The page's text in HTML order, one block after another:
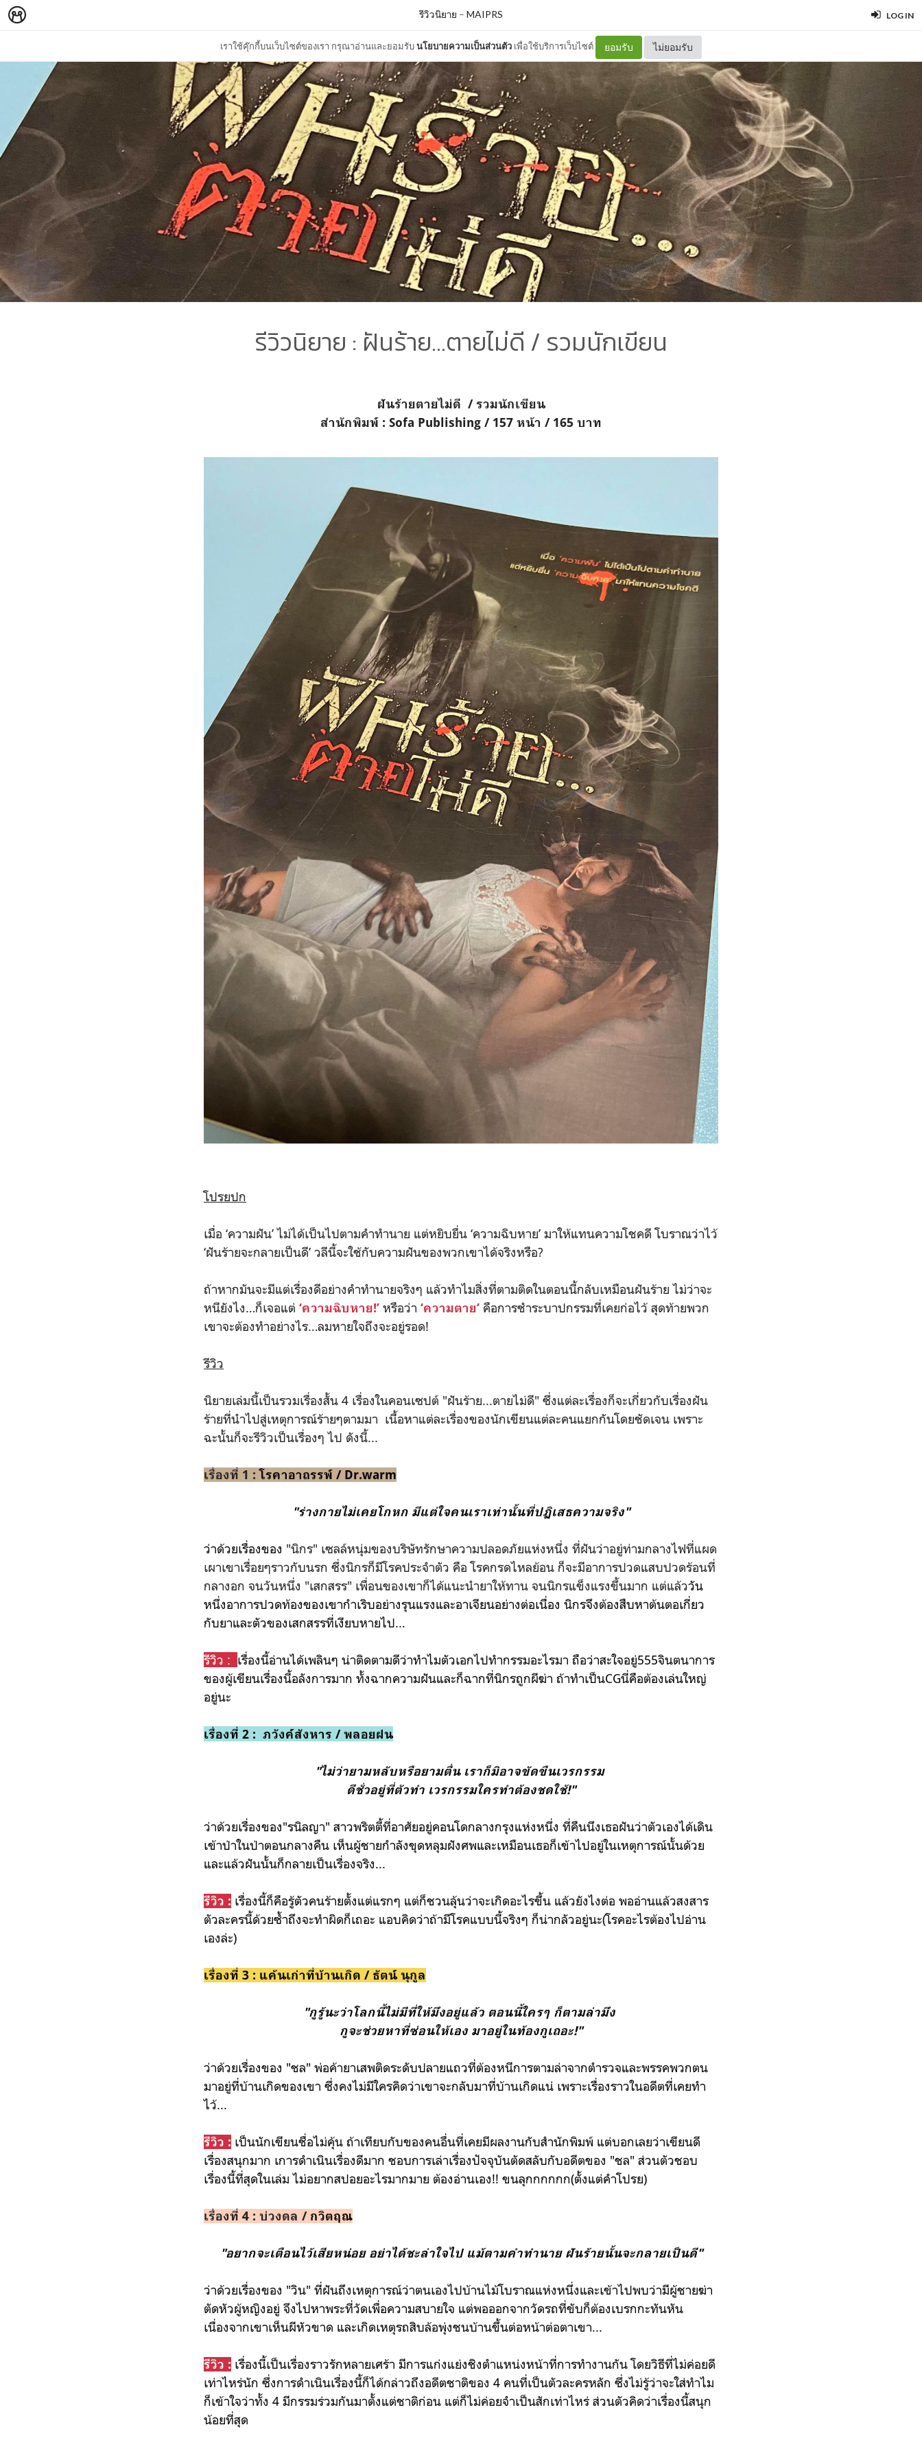
LOG IN
เราใช้คุ๊กกี้บนเว็บไซต์ของเรา กรุณาอ่านและยอมรับนโยบายความเป็นส่วนตัว เพื่อใช้บริการเว็บไซต์ ยอมรับ ไม่ยอมรับ
รีวิวนิยาย – MAIPRS
รีวิวนิยาย : ฝันร้าย...ตายไม่ดี / รวมนักเขียน
ฝันร้ายตายไม่ดี / รวมนักเขียน
สำนักพิมพ์ : Sofa Publishing / 157 หน้า / 165 บาท
โปรยปก
เมื่อ ‘ความฝัน’ ไม่ได้เป็นไปตามคำทำนาย แต่หยิบยื่น ‘ความฉิบหาย’ มาให้แทนความโชคดี โบราณว่าไว้
‘ฝันร้ายจะกลายเป็นดี’ วลีนี้จะใช้กับความฝันของพวกเขาได้จริงหรือ?
ถ้าหากมันจะมีแต่เรื่องดีอย่างคำทำนายจริงๆ แล้วทำไมสิ่งที่ตามติดในตอนนี้กลับเหมือนฝันร้าย ไม่ว่าจะ
หนียังไง…ก็เจอแต่ ‘ความฉิบหาย!’ หรือว่า ‘ความตาย’ คือการชำระบาปกรรมที่เคยก่อไว้ สุดท้ายพวก
เขาจะต้องทำอย่างไร…ลมหายใจถึงจะอยู่รอด!
รีวิว
นิยายเล่มนี้เป็นรวมเรื่องสั้น 4 เรื่องในคอนเซปต์ "ฝันร้าย...ตายไม่ดี" ซึ่งแต่ละเรื่องก็จะเกี่ยวกับเรื่องฝัน
ร้ายที่นำไปสู่เหตุการณ์ร้ายๆตามมา เนื้อหาแต่ละเรื่องของนักเขียนแต่ละคนแยกกันโดยชัดเจน เพราะ
ฉะนั้นก็จะรีวิวเป็นเรื่องๆ ไป ดังนี้...
เรื่องที่ 1 :โรคาอาถรรพ์ / Dr.warm
"ร่างกายไม่เคยโกหก มีแต่ใจคนเราเท่านั้นที่ปฏิเสธความจริง"
ว่าด้วยเรื่องของ "นิกร" เซลล์หนุ่มของบริษัทรักษาความปลอดภัยแห่งหนึ่ง ที่ฝันว่าอยู่ท่ามกลางไฟที่แผด
เผาเขาเรื่อยๆราวกับนรก ซึ่งนิกรก็มีโรคประจำตัว คือ โรคกรดไหลย้อน ก็จะมีอาการปวดแสบปวดร้อนที่
กลางอก จนวันหนึ่ง "เสกสรร" เพื่อนของเขาก็ได้แนะนำยาให้ทาน จนนิกรแข็งแรงขึ้นมาก แต่แล้ววัน
หนึ่งอาการปวดท้องของเขากำเริบอย่างรุนแรงและอาเจียนอย่างต่อเนื่อง นิกรจึงต้องสืบหาต้นตอเกี่ยว
กับยาและตัวของเสกสรรที่เงียบหายไป...
รีวิว : เรื่องนี้อ่านได้เพลินๆ น่าติดตามดีว่าทำไมตัวเอกไปทำกรรมอะไรมา ถือว่าสะใจอยู่555จินตนาการ
ของผู้เขียนเรื่องนี้อลังการมาก ทั้งฉากความฝันและก็ฉากที่นิกรถูกผีฆ่า ถ้าทำเป็นCGนี่คือต้องเล่นใหญ่
อยู่นะ
เรื่องที่ 2 : ภวังค์สังหาร / พลอยฝน
"ไม่ว่ายามหลับหรือยามตื่น เราก็มิอาจขัดขืนเวรกรรม
ดีชั่วอยู่ที่ตัวทำ เวรกรรมใครทำต้องชดใช้!"
ว่าด้วยเรื่องของ"รนิลญา" สาวพริตตี้ที่อาศัยอยู่คอนโดกลางกรุงแห่งหนึ่ง ที่คืนนึงเธอฝันว่าตัวเองได้เดิน
เข้าป่าในป่าตอนกลางคืน เห็นผู้ชายกำลังขุดหลุมฝังศพและเหมือนเธอก็เข้าไปอยู่ในเหตุการณ์นั้นด้วย
และแล้วฝันนั้นก็กลายเป็นเรื่องจริง...
รีวิว : เรื่องนี้ก็คือรู้ตัวคนร้ายตั้งแต่แรกๆ แต่ก็ชวนลุ้นว่าจะเกิดอะไรขึ้น แล้วยังไงต่อ พออ่านแล้วสงสาร
ตัวละครนี้ด้วยซ้ำถึงจะทำผิดก็เถอะ แอบคิดว่าถ้ามีโรคแบบนี้จริงๆ ก็น่ากลัวอยู่นะ(โรคอะไรต้องไปอ่าน
เองล่ะ)
เรื่องที่ 3 : แค้นเก่าที่บ้านเกิด / ธัตน์ นุกูล
"กูรู้นะว่าโลกนี้ไม่มีที่ให้มึงอยู่แล้ว ตอนนี้ใครๆ ก็ตามล่ามึง
กูจะช่วยหาที่ซ่อนให้เอง มาอยู่ในท้องกูเถอะ!"
ว่าด้วยเรื่องของ "ชล" พ่อค้ายาเสพติดระดับปลายแถวที่ต้องหนีการตามล่าจากตำรวจและพรรคพวกตน
มาอยู่ที่บ้านเกิดของเขา ซึ่งคงไม่มีใครคิดว่าเขาจะกลับมาที่บ้านเกิดแน่ เพราะเรื่องราวในอดีตที่เคยทำ
ไว้...
รีวิว : เป็นนักเขียนชื่อไม่คุ้น ถ้าเทียบกับของคนอื่นที่เคยมีผลงานกับสำนักพิมพ์ แต่บอกเลยว่าเขียนดี
เรื่องสนุกมาก เการดำเนินเรื่องดีมาก ชอบการเล่าเรื่องปัจจุบันตัดสลับกับอดีตของ "ชล" ส่วนตัวชอบ
เรื่องนี้ที่สุดในเล่ม ไม่อยากสปอยอะไรมากมาย ต้องอ่านเอง!! ขนลุกกกกกก(ตั้งแต่คำโปรย)
เรื่องที่ 4 : บ่วงดล / กวิตฤณ
"อยากจะเตือนไว้เสียหน่อย อย่าได้ชะล่าใจไป แม้ตามคำทำนาย ฝันร้ายนั้นจะกลายเป็นดี"
ว่าด้วยเรื่องของ "วิน" ที่ฝันถึงเหตุการณ์ว่าตนเองไปบ้านไม้โบราณแห่งหนึ่งและเข้าไปพบว่ามีผู้ชายฆ่า
ตัดหัวผู้หญิงอยู่ จึงไปหาพระที่วัดเพื่อความสบายใจ แต่พอออกจากวัดรถที่ขับก็ต้องเบรกกะทันหัน
เนื่องจากเขาเห็นผีหัวขาด และเกิดเหตุรถสิบล้อพุ่งชนบ้านขึ้นต่อหน้าต่อตาเขา...
รีวิว : เรื่องนี้เป็นเรื่องราวรักหลายเศร้า มีการแก่งแย่งชิงตำแหน่งหน้าที่การทำงานกัน โดยวิธีที่ไม่ค่อยดี
เท่าไหร่นัก ซึ่งการดำเนินเรื่องนี้ก็ได้กล่าวถึงอดีตชาติของ 4 คนที่เป็นตัวละครหลัก ซึ่งไม่รู้ว่าจะใส่ทำไม
ก็เข้าใจว่าทั้ง 4 มีกรรมร่วมกันมาตั้งแต่ชาติก่อน แต่ก็ไม่ค่อยจำเป็นสักเท่าไหร่ ส่วนตัวคิดว่าเรื่องนี้สนุก
น้อยที่สุด